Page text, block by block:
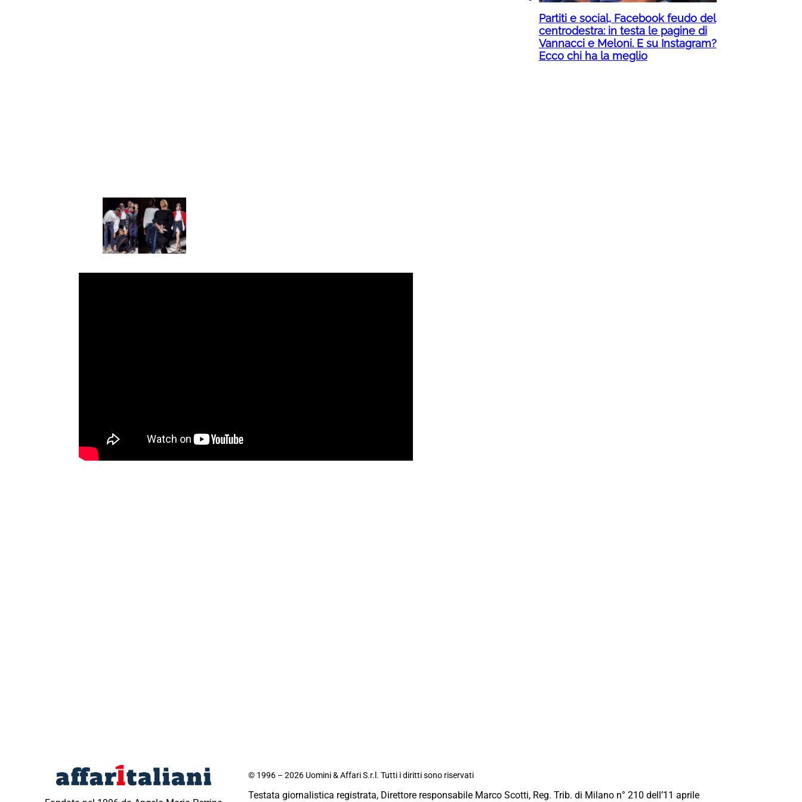
Partiti e social, Facebook feudo del
centrodestra: in testa le pagine di
Vannacci e Meloni. E su Instagram?
Ecco chi ha la meglio
© 1996 – 2026 Uomini & Affari S.r.l. Tutti i diritti sono riservati
Testata giornalistica registrata, Direttore responsabile Marco Scotti, Reg. Trib. di Milano n° 210 dell’11 aprile